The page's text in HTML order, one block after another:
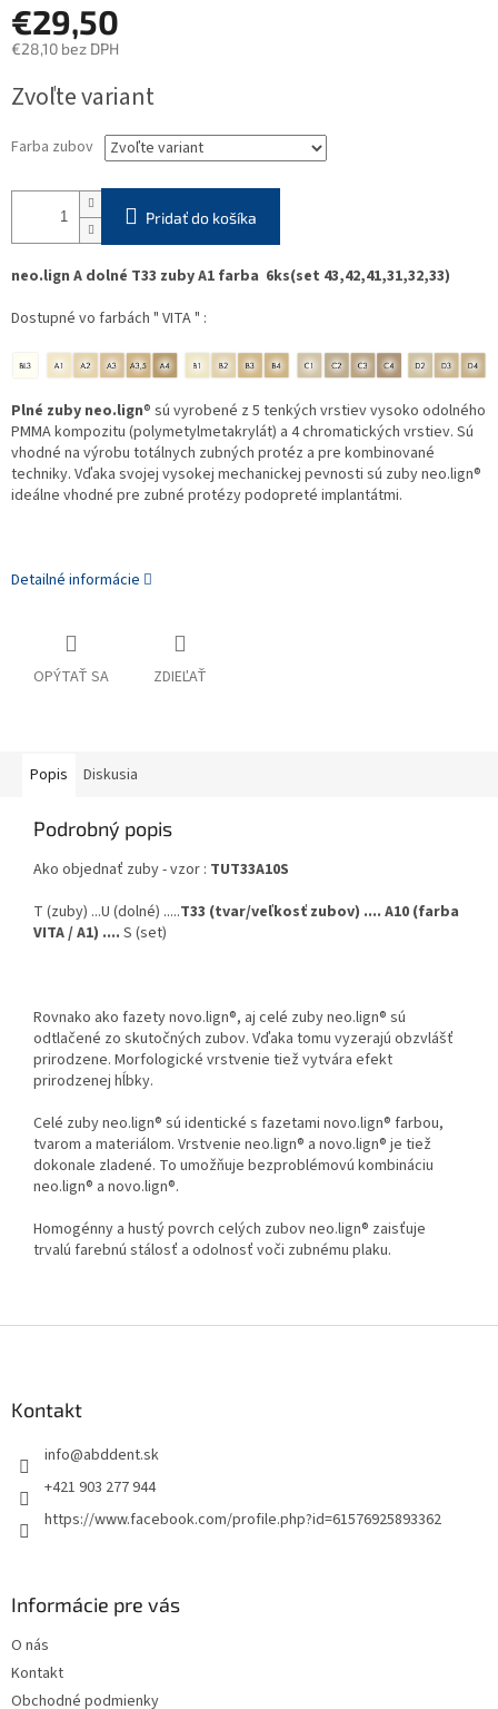
€29,50
€28,10 bez DPH
cena:
Zvoľte variant
Farba zubov
Pridať do košíka
neo.lign A dolné T33 zuby A1 farba 6ks(set 43,42,41,31,32,33)
Dostupné vo farbách " VITA " :
Plné zuby neo.lign® sú vyrobené z 5 tenkých vrstiev vysoko odolného
PMMA kompozitu (polymetylmetakrylát) a 4 chromatických vrstiev. Sú
vhodné na výrobu totálnych zubných protéz a pre kombinované
techniky. Vďaka svojej vysokej mechanickej pevnosti sú zuby neo.lign®
ideálne vhodné pre zubné protézy podopreté implantátmi.
Detailné informácie
OPÝTAŤ SA ZDIEĽAŤ
Popis Diskusia
Podrobný popis
Ako objednať zuby - vzor : TUT33A10S
T (zuby) ...U (dolné) .....T33 (tvar/veľkosť zubov) .... A10 (farba
VITA / A1) .... S (set)
Rovnako ako fazety novo.lign®, aj celé zuby neo.lign® sú
odtlačené zo skutočných zubov. Vďaka tomu vyzerajú obzvlášť
prirodzene. Morfologické vrstvenie tiež vytvára efekt
prirodzenej hĺbky.
Celé zuby neo.lign® sú identické s fazetami novo.lign® farbou,
tvarom a materiálom. Vrstvenie neo.lign® a novo.lign® je tiež
dokonale zladené. To umožňuje bezproblémovú kombináciu
neo.lign® a novo.lign®.
Homogénny a hustý povrch celých zubov neo.lign® zaisťuje
trvalú farebnú stálosť a odolnosť voči zubnému plaku.
Kontakt
info@abddent.sk
+421 903 277 944
https://www.facebook.com/profile.php?id=61576925893362
Informácie pre vás
O nás
Kontakt
Obchodné podmienky